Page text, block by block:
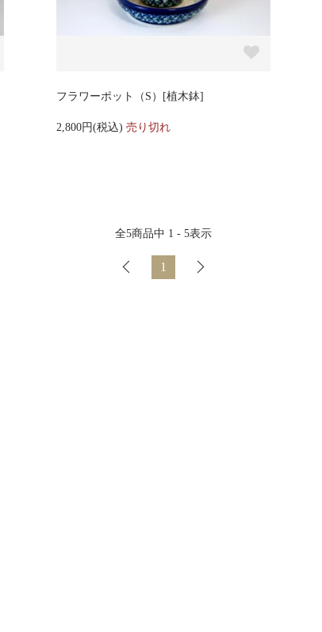
フラワーポット（S）[植木鉢]
2,800円(税込)売り切れ
全5商品中 1 - 5表示
1